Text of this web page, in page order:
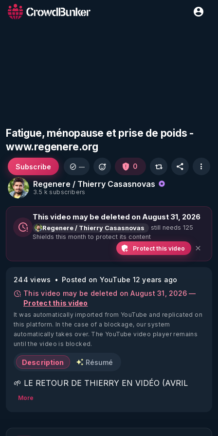
Fatigue, ménopause et prise de poids -
www.regenere.org
Regenere / Thierry Casasnovas
3.5 k subscribers
Subscribe — 0
This video may be deleted on August 31, 2026
Regenere / Thierry Casasnovas
still needs 125
Shields this month to protect its content
Protect this video
244 views
Posted on YouTube 12 years ago
This video may be deleted on August 31, 2026 —
Protect this video
It was automatically imported from YouTube and replicated on
this platform. In the case of a blockage, our system
automatically takes over. The YouTube video player remains
until the video is blocked.
Description Résumé
🌱 LE RETOUR DE THIERRY EN VIDÉO (AVRIL
2022)!
https://www.rgnr.fr/presentation.html
More